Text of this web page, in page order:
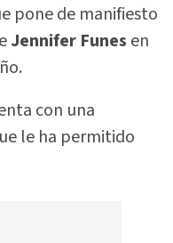
pone de manifiesto
Jennifer Funes en
con una
le ha permitido